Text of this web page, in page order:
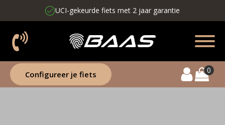
UCI-gekeurde fiets met 2 jaar garantie
Configureer je fiets